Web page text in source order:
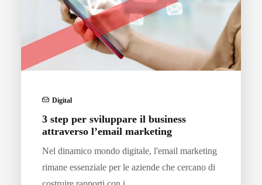
Digital
3 step per sviluppare il business
attraverso l’email marketing
Nel dinamico mondo digitale, l'email marketing
rimane essenziale per le aziende che cercano di